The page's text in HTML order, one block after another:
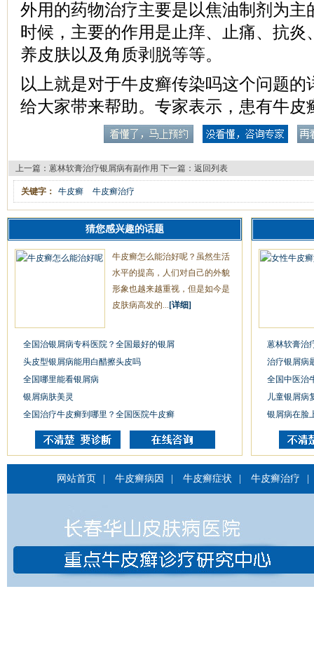
外用的药物治疗主要是以焦油制剂为主
时候，主要的作用是止痒、止痛、抗炎
养皮肤以及角质剥脱等等。
以上就是对于牛皮癣传染吗这个问题的
给大家带来帮助。专家表示，患有牛皮
上一篇： 蒽林软膏治疗银屑病有副作用 下一篇： 返回列表
关键字： 牛皮癣 牛皮癣治疗
猜您感兴趣的话题
牛皮癣怎么能治好呢？虽然生活
水平的提高，人们对自己的外貌
形象也越来越重视，但是如今是
皮肤病高发的... [详细]
全国治银屑病专科医院？全国最好的银屑
头皮型银屑病能用白醋擦头皮吗
全国哪里能看银屑病
银屑病肤美灵
全国治疗牛皮癣到哪里？全国医院牛皮癣
蒽林软膏治
治疗银屑病
全国中医治
儿童银屑病
银屑病在脸
网站首页 牛皮癣病因 牛皮癣症状 牛皮癣治疗